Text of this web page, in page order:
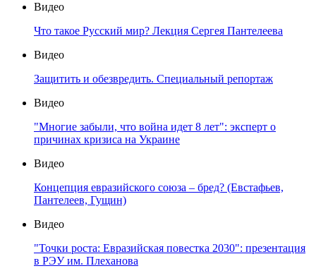
Видео
Что такое Русский мир? Лекция Сергея Пантелеева
Видео
Защитить и обезвредить. Специальный репортаж
Видео
"Многие забыли, что война идет 8 лет": эксперт о
причинах кризиса на Украине
Видео
Концепция евразийского союза – бред? (Евстафьев,
Пантелеев, Гущин)
Видео
"Точки роста: Евразийская повестка 2030": презентация
в РЭУ им. Плеханова